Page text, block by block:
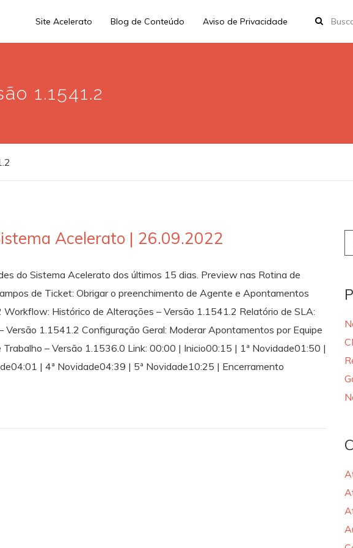
Site Acelerato Blog de Conteúdo Aviso de Privacidade
1.1541.2
Acelerato | 26.09.2022
do Sistema Acelerato dos últimos 15 dias. Preview nas Rotina de
de Ticket: Obrigar o preenchimento de Agente e Apontamentos
Histórico de Alterações – Versão 1.1541.2 Relatório de SLA:
1.1541.2 Configuração Geral: Moderar Apontamentos por Equipe
Trabalho – Versão 1.1536.0 Link: 00:00 | Inicio00:15 | 1ª Novidade01:50 |
| 4ª Novidade04:39 | 5ª Novidade10:25 | Encerramento